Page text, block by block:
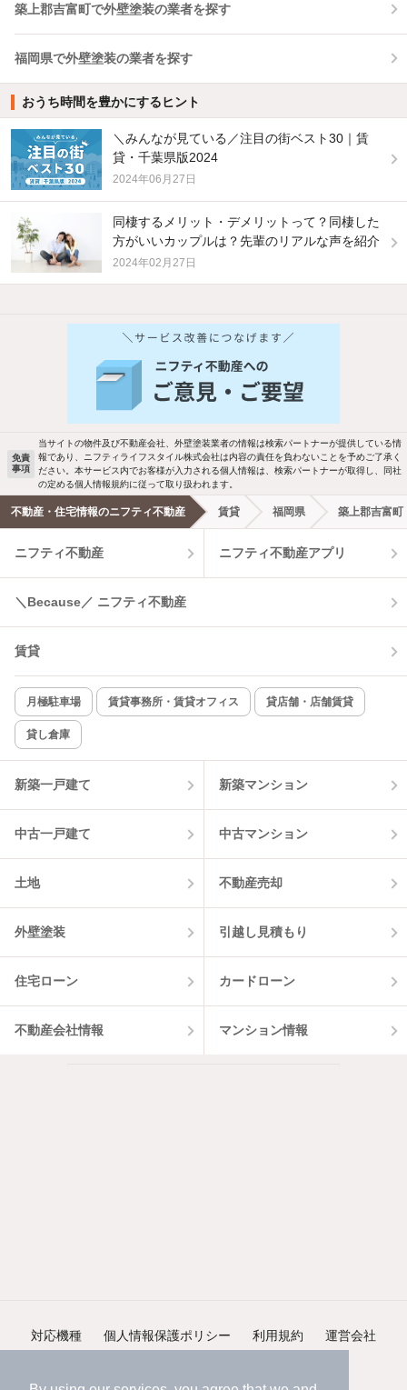
築上郡吉富町で外壁塗装の業者を探す
福岡県で外壁塗装の業者を探す
おうち時間を豊かにするヒント
＼みんなが見ている／注目の街ベスト30｜賃
貸・千葉県版2024
2024年06月27日
同棲するメリット・デメリットって？同棲した
方がいいカップルは？先輩のリアルな声を紹介
2024年02月27日
他の人はこんな条件で絞り込んでいます！
バス・トイレ別 2階以上
洗濯機置場あり 独立洗面台
エアコンあり 都市ガス
温水洗浄便座 オートロック
コンロ2口以上
新着のみ インターネット無料
該当件数:
物件一覧に反映
免責
事項
当サイトの物件及び不動産会社、外壁塗装業者の情報は検索パートナーが提供している情
報であり、ニフティライフスタイル株式会社は内容の責任を負わないことを予めご了承く
ださい。本サービス内でお客様が入力される個人情報は、検索パートナーが取得し、同社
の定める個人情報規約に従って取り扱われます。
不動産・住宅情報のニフティ不動産 賃貸 福岡県 築上郡吉富町
ニフティ不動産 ニフティ不動産アプリ
＼Because／ ニフティ不動産
賃貸
月極駐車場 賃貸事務所・賃貸オフィス 貸店舗・店舗賃貸
貸し倉庫
新築一戸建て 新築マンション
中古一戸建て 中古マンション
土地 不動産売却
外壁塗装 引越し見積もり
住宅ローン カードローン
不動産会社情報 マンション情報
対応機種 個人情報保護ポリシー 利用規約 運営会社